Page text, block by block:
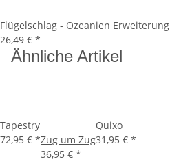
Flügelschlag - Ozeanien Erweiterung
26,49 € *
Ähnliche Artikel
Tapestry
72,95 € *Zug um Zug
36,95 € *
Quixo
31,95 € *